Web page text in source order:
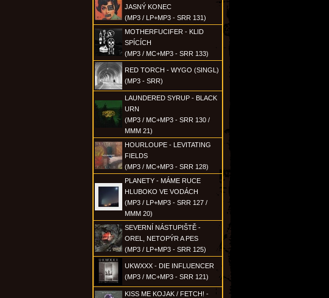
JASNÝ KONEC
(MP3 / LP+MP3 - SRR 131)
MOTHERFUCIFER - KLID
SPÍCÍCH
(MP3 / MC+MP3 - SRR 133)
RED TORCH - WYGO (SINGL)
(MP3 - SRR)
LAUNDERED SYRUP - BLACK
URN
(MP3 / MC+MP3 - SRR 130 /
MMM 21)
HOURLOUPE - LEVITATING
FIELDS
(MP3 / MC+MP3 - SRR 128)
PLANETY - MÁME RUCE
HLUBOKO VE VODÁCH
(MP3 / LP+MP3 - SRR 127 /
MMM 20)
SEVERNÍ NÁSTUPIŠTĚ -
OREL, NETOPÝR A PES
(MP3 / LP+MP3 - SRR 125)
UKWXXX - DIE INFLUENCER
(MP3 / MC+MP3 - SRR 121)
KISS ME KOJAK / FETCH! -